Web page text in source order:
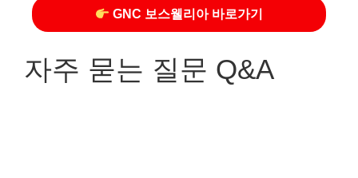
GNC 보스웰리아 바로가기
자주 묻는 질문 Q&A